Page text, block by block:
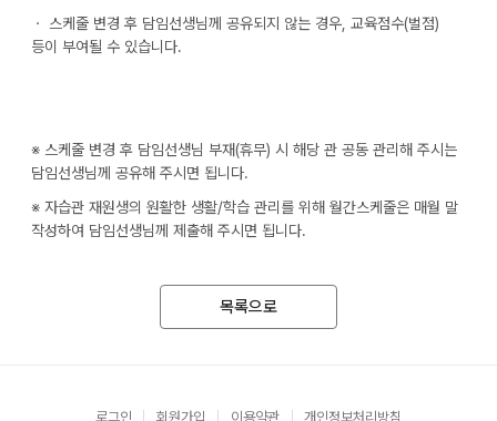
ㆍ 스케줄 변경 후 담임선생님께 공유되지 않는 경우, 교육점수(벌점)
등이 부여될 수 있습니다.
※ 스케줄 변경 후 담임선생님 부재(휴무) 시 해당 관 공동 관리해 주시는
담임선생님께 공유해 주시면 됩니다.
※ 자습관 재원생의 원활한 생활/학습 관리를 위해 월간스케줄은 매월 말
작성하여 담임선생님께 제출해 주시면 됩니다.
목록으로
로그인 회원가입 이용약관 개인정보처리방침